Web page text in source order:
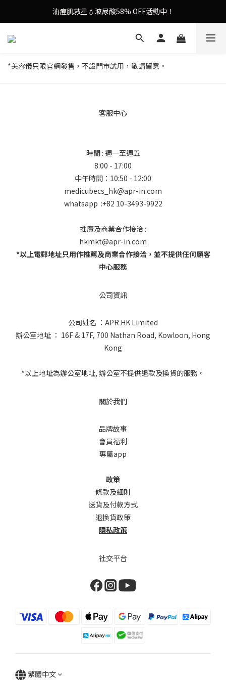
9in1多功能美容儀🌸護膚效果UP！
油痘肌救星💧玻尿酸58% OFF活動中！
果凍噴霧！一噴即現美白光透肌✨
*美容儀只限官網發售，不設門市試用，敬請留意。
客服中心
時間 : 週一至週五
8:00 - 17:00
中午時間：10:50 - 12:00
medicubecs_hk@apr-in.com
whatsapp :+82 10-3493-9922
推廣及商業合作接洽 :
hkmkt@apr-in.com
*以上電郵地址只用作推薦及商業合作接洽，並不提供任何顧客
中心服務
公司資訊
公司姓名 ：APR HK Limited
辦公室地址 ： 16F & 17F, 700 Nathan Road, Kowloon, Hong
Kong
*以上地址為辦公室地址, 辦公室不提供退款及換貨的服務。
關於我們
品牌故事
會員福利
專屬app
政策
條款及細則
送貨及付款方式
退換貨政策
隱私政策
社交平台
繁體中文